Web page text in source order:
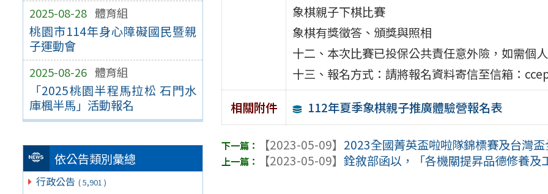
2025-08-28 體育組
桃園市114年身心障礙國民暨親
子運動會
2025-08-26 體育組
「2025桃園半程馬拉松 石門水
庫楓半馬」活動報名
依公告類別彙總
行政公告 ( 5,901 )
象棋親子下棋比賽
象棋有獎徵答、頒獎與照相
十二、本次比賽已投保公共責任意外險，如需個
十三、報名方式：請將報名資料寄信至信箱：
相關附件
112年夏季象棋親子推廣體驗營報名表
【2023-05-09】 2023全國菁英盃啦啦隊錦標賽及台灣
【2023-05-09】銓敘部函以，「各機關提昇品德修養